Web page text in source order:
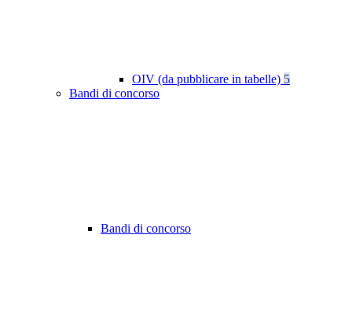
OIV (da pubblicare in tabelle) 5
Bandi di concorso
Bandi di concorso